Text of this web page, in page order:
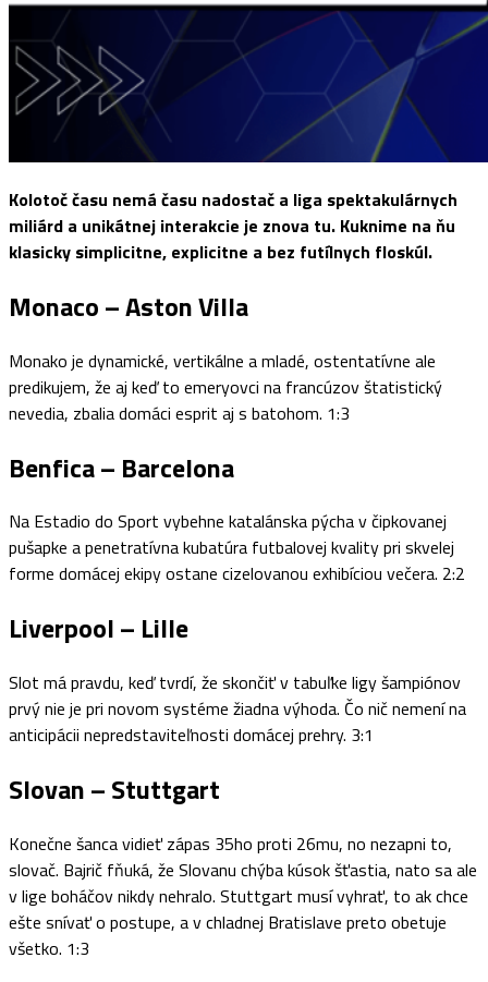
Kolotoč času nemá času nadostač a liga spektakulárnych
miliárd a unikátnej interakcie je znova tu. Kuknime na ňu
klasicky simplicitne, explicitne a bez futílnych floskúl.
Monaco – Aston Villa
Monako je dynamické, vertikálne a mladé, ostentatívne ale
predikujem, že aj keď to emeryovci na francúzov štatistický
nevedia, zbalia domáci esprit aj s batohom. 1:3
Benfica – Barcelona
Na Estadio do Sport vybehne katalánska pýcha v čipkovanej
pušapke a penetratívna kubatúra futbalovej kvality pri skvelej
forme domácej ekipy ostane cizelovanou exhibíciou večera. 2:2
Liverpool – Lille
Slot má pravdu, keď tvrdí, že skončiť v tabuľke ligy šampiónov
prvý nie je pri novom systéme žiadna výhoda. Čo nič nemení na
anticipácii nepredstaviteľnosti domácej prehry. 3:1
Slovan – Stuttgart
Konečne šanca vidieť zápas 35ho proti 26mu, no nezapni to,
slovač. Bajrič fňuká, že Slovanu chýba kúsok šťastia, nato sa ale
v lige boháčov nikdy nehralo. Stuttgart musí vyhrať, to ak chce
ešte snívať o postupe, a v chladnej Bratislave preto obetuje
všetko. 1:3